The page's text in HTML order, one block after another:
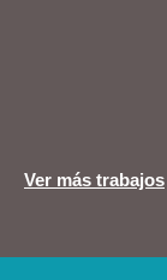
Ver más trabajos